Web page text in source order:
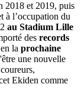
2018 et 2019, puis
à l’occupation du
au Stadium Lille
des records
la prochaine
une nouvelle
Ekiden comme